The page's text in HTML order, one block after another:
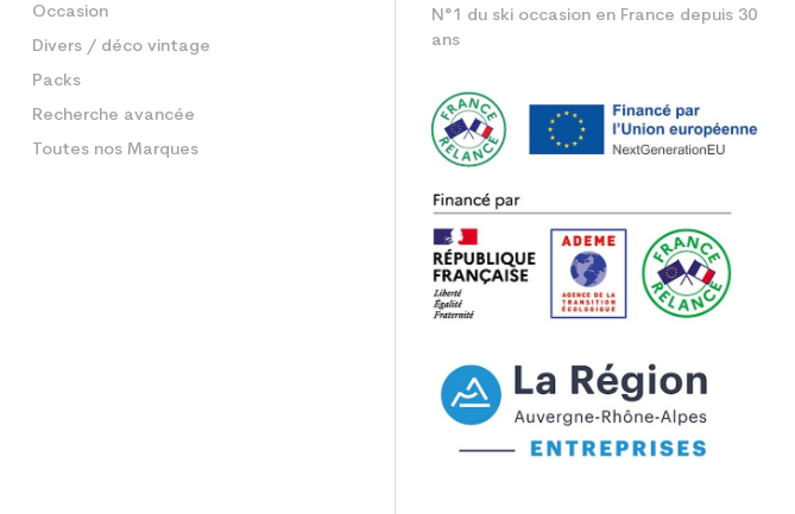
Occasion
Divers / déco vintage
Packs
Recherche avancée
Toutes nos Marques
N°1 du ski occasion en France depuis 30
ans